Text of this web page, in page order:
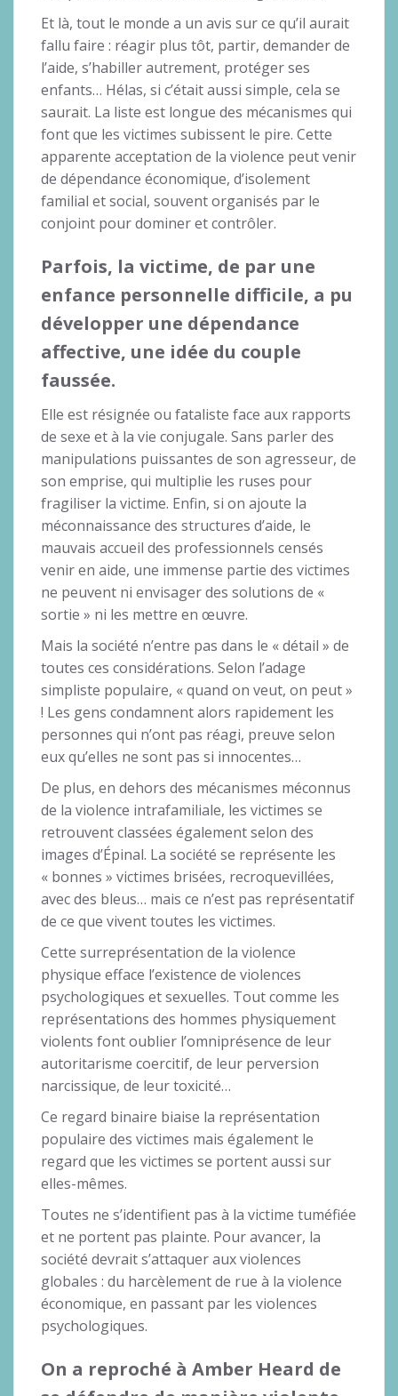
Et là, tout le monde a un avis sur ce qu’il aurait
fallu faire : réagir plus tôt, partir, demander de
l’aide, s’habiller autrement, protéger ses
enfants… Hélas, si c’était aussi simple, cela se
saurait. La liste est longue des mécanismes qui
font que les victimes subissent le pire. Cette
apparente acceptation de la violence peut venir
de dépendance économique, d’isolement
familial et social, souvent organisés par le
conjoint pour dominer et contrôler.
Parfois, la victime, de par une
enfance personnelle difficile, a pu
développer une dépendance
affective, une idée du couple
faussée.
Elle est résignée ou fataliste face aux rapports
de sexe et à la vie conjugale. Sans parler des
manipulations puissantes de son agresseur, de
son emprise, qui multiplie les ruses pour
fragiliser la victime. Enfin, si on ajoute la
méconnaissance des structures d’aide, le
mauvais accueil des professionnels censés
venir en aide, une immense partie des victimes
ne peuvent ni envisager des solutions de «
sortie » ni les mettre en œuvre.
Mais la société n’entre pas dans le « détail » de
toutes ces considérations. Selon l’adage
simpliste populaire, « quand on veut, on peut »
! Les gens condamnent alors rapidement les
personnes qui n’ont pas réagi, preuve selon
eux qu’elles ne sont pas si innocentes…
De plus, en dehors des mécanismes méconnus
de la violence intrafamiliale, les victimes se
retrouvent classées également selon des
images d’Épinal. La société se représente les
« bonnes » victimes brisées, recroquevillées,
avec des bleus… mais ce n’est pas représentatif
de ce que vivent toutes les victimes.
Cette surreprésentation de la violence
physique efface l’existence de violences
psychologiques et sexuelles. Tout comme les
représentations des hommes physiquement
violents font oublier l’omniprésence de leur
autoritarisme coercitif, de leur perversion
narcissique, de leur toxicité…
Ce regard binaire biaise la représentation
populaire des victimes mais également le
regard que les victimes se portent aussi sur
elles-mêmes.
Toutes ne s’identifient pas à la victime tuméfiée
et ne portent pas plainte. Pour avancer, la
société devrait s’attaquer aux violences
globales : du harcèlement de rue à la violence
économique, en passant par les violences
psychologiques.
On a reproché à Amber Heard de